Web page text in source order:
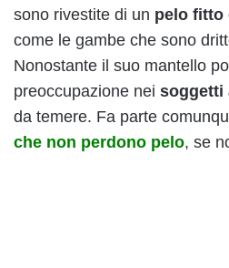
sono rivestite di un pelo fitto
come le gambe che sono
Nonostante il suo mantello
preoccupazione nei soggetti
da temere. Fa parte
che non perdono pelo, se